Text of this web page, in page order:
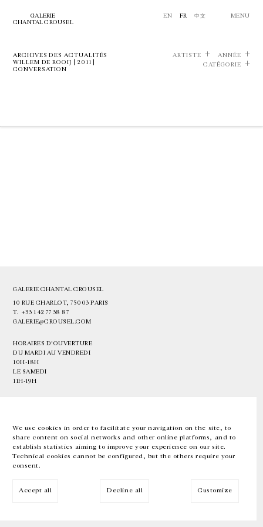
We use cookies in order to facilitate your navigation on the site, to
share content on social networks and other online platforms, and to
establish statistics aiming to improve your experience on our site.
Technical cookies cannot be configured, but the others require your
consent.
Accept all Decline all Customize
GALERIE
CHANTAL CROUSEL
EN FR 中文 MENU
ARCHIVES DES ACTUALITÉS
WILLEM DE ROOIJ | 2011 |
CONVERSATION
ARTISTE
ANNÉE
CATÉGORIE
GALERIE CHANTAL CROUSEL
10 RUE CHARLOT, 75003 PARIS
T. +33 1 42 77 38 87
GALERIE@CROUSEL.COM
HORAIRES D'OUVERTURE
DU MARDI AU VENDREDI
10H-18H
LE SAMEDI
11H-19H
EN FR 中文 Facebook Instagram
Inscrivez-vous à notre newsletter